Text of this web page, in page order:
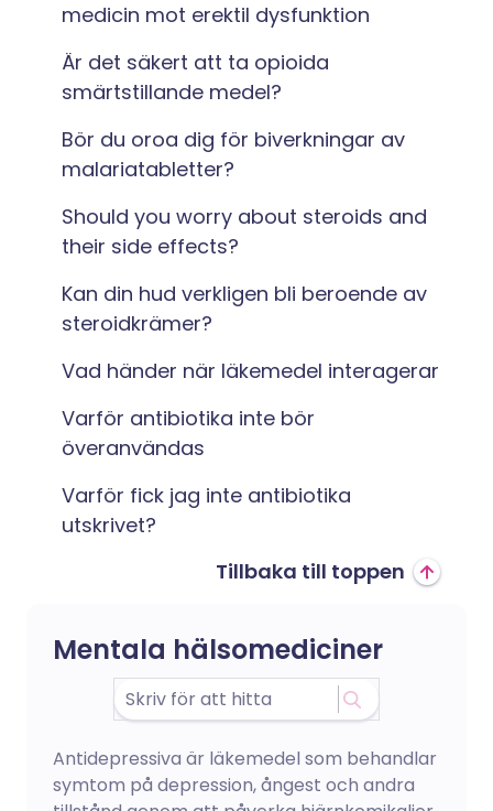
medicin mot erektil dysfunktion
Är det säkert att ta opioida
smärtstillande medel?
Bör du oroa dig för biverkningar av
malariatabletter?
Should you worry about steroids and
their side effects?
Kan din hud verkligen bli beroende av
steroidkrämer?
Vad händer när läkemedel interagerar
Varför antibiotika inte bör
överanvändas
Varför fick jag inte antibiotika
utskrivet?
Tillbaka till toppen
Mentala hälsomediciner
Antidepressiva är läkemedel som behandlar
symtom på depression, ångest och andra